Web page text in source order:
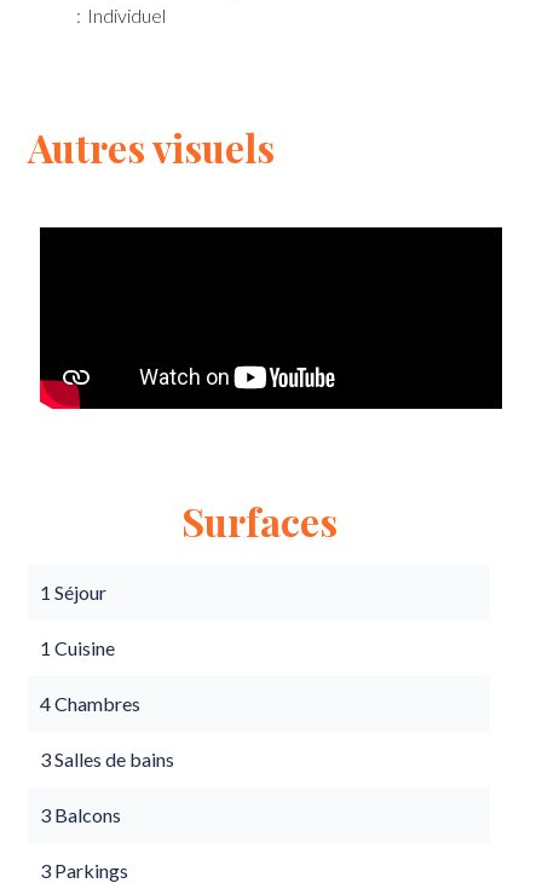
Individuel
Autres visuels
Surfaces
1 Séjour
1 Cuisine
4 Chambres
3 Salles de bains
3 Balcons
3 Parkings